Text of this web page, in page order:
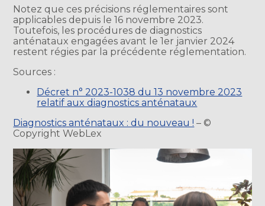
Notez que ces précisions réglementaires sont
applicables depuis le 16 novembre 2023.
Toutefois, les procédures de diagnostics
anténataux engagées avant le 1er janvier 2024
restent régies par la précédente réglementation.
Sources :
Décret n° 2023-1038 du 13 novembre 2023
relatif aux diagnostics anténataux
Diagnostics anténataux : du nouveau ! – ©
Copyright WebLex